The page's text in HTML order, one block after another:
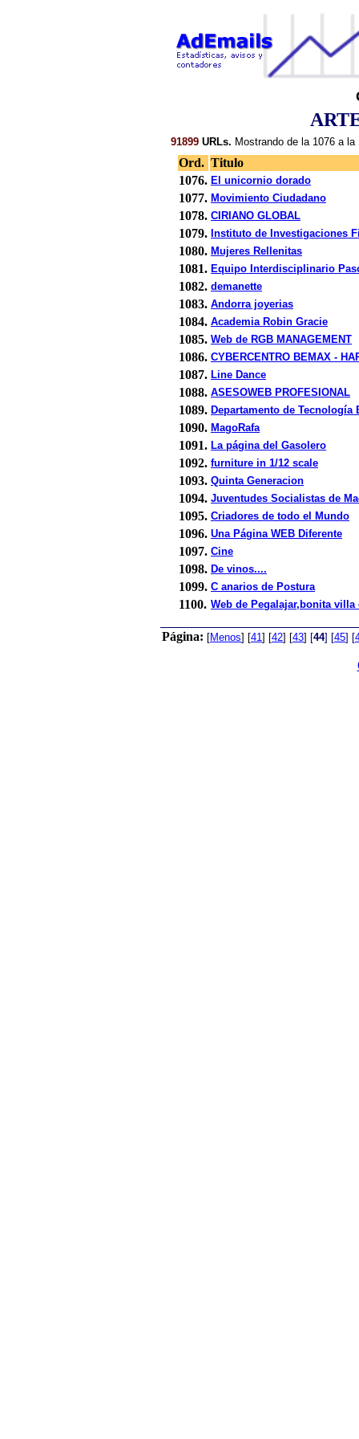
91899 URLs. Mostrando de la 1076 a la
Ord. Titulo
1076. El unicornio dorado
1077. Movimiento Ciudadano
1078. CIRIANO GLOBAL
1079. Instituto de Investigaciones
1080. Mujeres Rellenitas
1081. Equipo Interdisciplinario
1082. demanette
1083. Andorra joyerias
1084. Academia Robin Gracie
1085. Web de RGB MANAGEMENT
1086. CYBERCENTRO BEMAX -
1087. Line Dance
1088. ASESOWEB PROFESIONAL
1089. Departamento de Tecnología
1090. MagoRafa
1091. La página del Gasolero
1092. furniture in 1/12 scale
1093. Quinta Generacion
1094. Juventudes Socialistas de
1095. Criadores de todo el Mundo
1096. Una Página WEB Diferente
1097. Cine
1098. De vinos....
1099. C anarios de Postura
1100. Web de Pegalajar,bonita villa
Página: [Menos] [41] [42] [43] [44] [45] [